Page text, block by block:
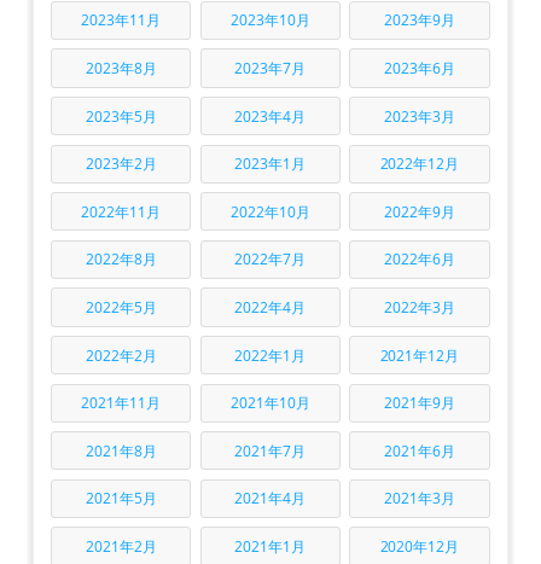
2023年11月 2023年10月 2023年9月
2023年8月 2023年7月 2023年6月
2023年5月 2023年4月 2023年3月
2023年2月 2023年1月 2022年12月
2022年11月 2022年10月 2022年9月
2022年8月 2022年7月 2022年6月
2022年5月 2022年4月 2022年3月
2022年2月 2022年1月 2021年12月
2021年11月 2021年10月 2021年9月
2021年8月 2021年7月 2021年6月
2021年5月 2021年4月 2021年3月
2021年2月 2021年1月 2020年12月